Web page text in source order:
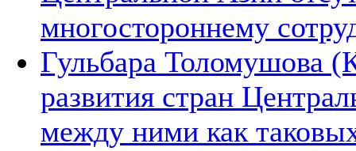
многостороннему
Гульбара Толомушова
развития стран
между ними как